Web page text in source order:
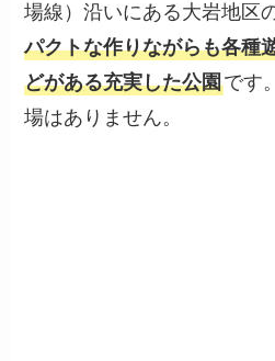
場線）沿いにある大岩地区
パクトな作りながらも各種
どがある充実した公園です
場はありません。